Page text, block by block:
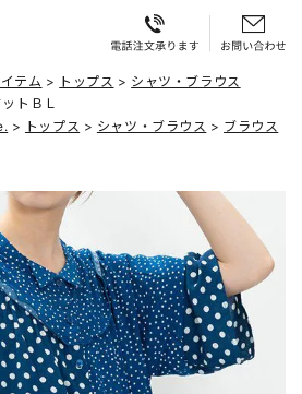
テム トップス
シャツ・ブラウス
トＢＬ
トップス シャツ・ブラウス
ブラウス